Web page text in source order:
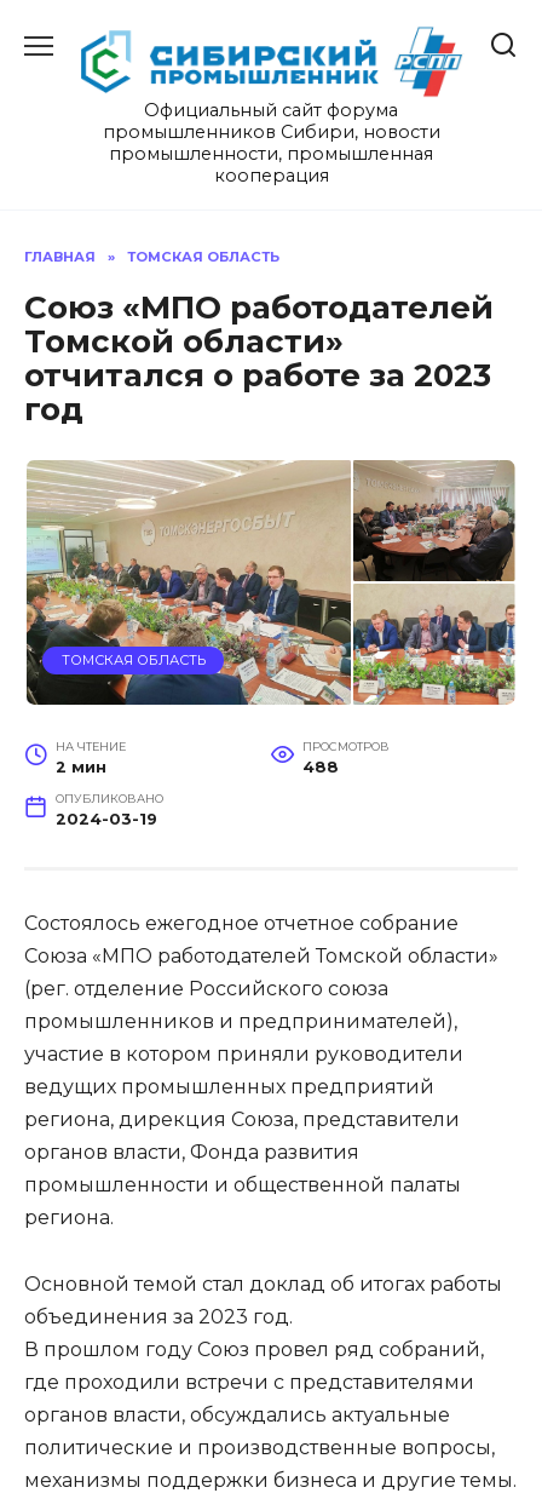
содержанию
Официальный сайт форума
промышленников Сибири, новости
промышленности, промышленная
кооперация
ГЛАВНАЯ » ТОМСКАЯ ОБЛАСТЬ
Союз «МПО работодателей
Томской области»
отчитался о работе за 2023
год
ТОМСКАЯ ОБЛАСТЬ
НА ЧТЕНИЕ
2 мин
ПРОСМОТРОВ
488
ОПУБЛИКОВАНО
2024-03-19
Состоялось ежегодное отчетное собрание
Союза «МПО работодателей Томской области»
(рег. отделение Российского союза
промышленников и предпринимателей),
участие в котором приняли руководители
ведущих промышленных предприятий
региона, дирекция Союза, представители
органов власти, Фонда развития
промышленности и общественной палаты
региона.
Основной темой стал доклад об итогах работы
объединения за 2023 год.
В прошлом году Союз провел ряд собраний,
где проходили встречи с представителями
органов власти, обсуждались актуальные
политические и производственные вопросы,
механизмы поддержки бизнеса и другие темы.